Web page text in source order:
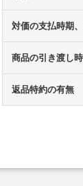
対価の支払時期
商品の引き渡し
返品特約の有無